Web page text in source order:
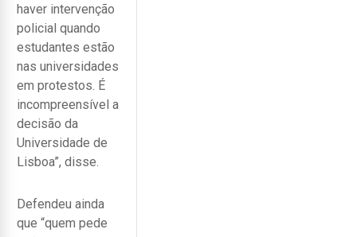
haver intervenção
policial quando
estudantes estão
nas universidades
em protestos. É
incompreensível a
decisão da
Universidade de
Lisboa”, disse.
Defendeu ainda
que “quem pede